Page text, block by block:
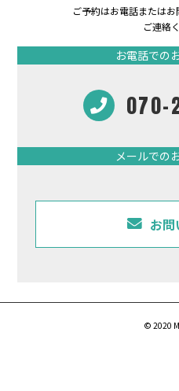
ご予約はお電話または
ご連絡
お電話での
070-
メールでの
お問
© 2020